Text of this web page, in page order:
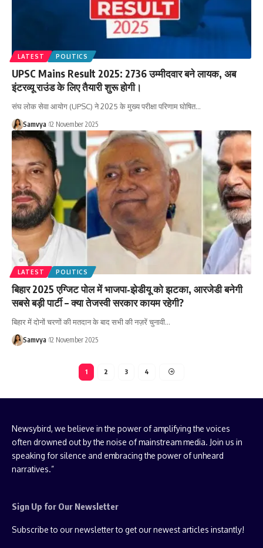
LATEST POLITICS
UPSC Mains Result 2025: 2736 उम्मीदवार बने लायक, अब
इंटरव्यू राउंड के लिए तैयारी शुरू होगी।
संघ लोक सेवा आयोग (UPSC) ने 2025 के मुख्य परीक्षा परिणाम घोषित…
Samvya 12 November 2025
LATEST POLITICS
बिहार 2025 एग्जिट पोल में भाजपा‑झेडीयू को झटका, आरजेडी बनेगी
सबसे बड़ी पार्टी – क्या तेजस्वी सरकार कायम रहेगी?
बिहार में दोनों चरणों की मतदान के बाद सभी की नज़रें चुनावी…
Samvya 12 November 2025
1 2 3 4
Newsybird, we believe in the power of amplifying the voices
often drowned out by the noise of mainstream media. Join us in
speaking for silence and embracing the power of unheard
narratives.”
Sign Up for Our Newsletter
Subscribe to our newsletter to get our newest articles instantly!